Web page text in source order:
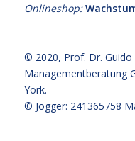
Onlineshop:
© 2020, Prof. Dr. Guido
Managementberatung
York.
© Jogger: 241365758